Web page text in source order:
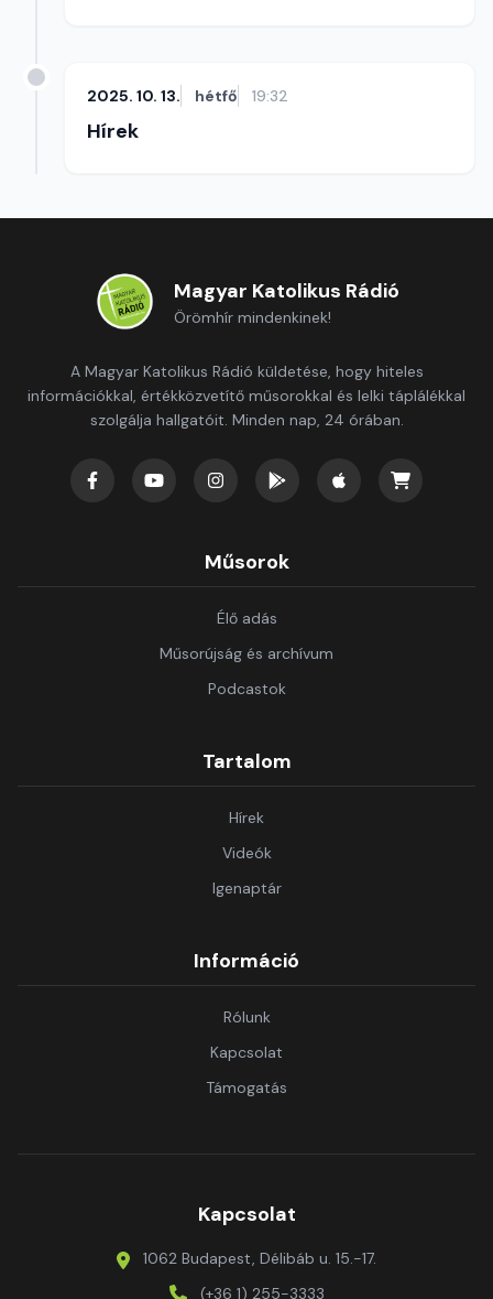
2025. 10. 13. hétfő 19:32
Hírek
Magyar Katolikus Rádió
Örömhír mindenkinek!
A Magyar Katolikus Rádió küldetése, hogy hiteles
információkkal, értékközvetítő műsorokkal és lelki táplálékkal
szolgálja hallgatóit. Minden nap, 24 órában.
Műsorok
Élő adás
Műsorújság és archívum
Podcastok
Tartalom
Hírek
Videók
Igenaptár
Információ
Rólunk
Kapcsolat
Támogatás
Kapcsolat
1062 Budapest, Délibáb u. 15.-17.
(+36 1) 255-3333